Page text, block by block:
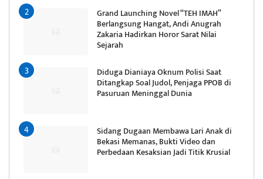
Grand Launching Novel “TEH IMAH”
Berlangsung Hangat, Andi Anugrah
Zakaria Hadirkan Horor Sarat Nilai
Sejarah
Diduga Dianiaya Oknum Polisi Saat
Ditangkap Soal Judol, Penjaga PPOB di
Pasuruan Meninggal Dunia
Sidang Dugaan Membawa Lari Anak di
Bekasi Memanas, Bukti Video dan
Perbedaan Kesaksian Jadi Titik Krusial